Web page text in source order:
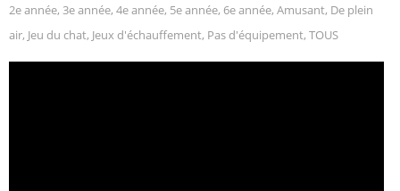
2e année, 3e année, 4e année, 5e année, 6e année, Amusant, De plein
air, Jeu du chat, Jeux d'échauffement, Pas d'équipement, TOUS